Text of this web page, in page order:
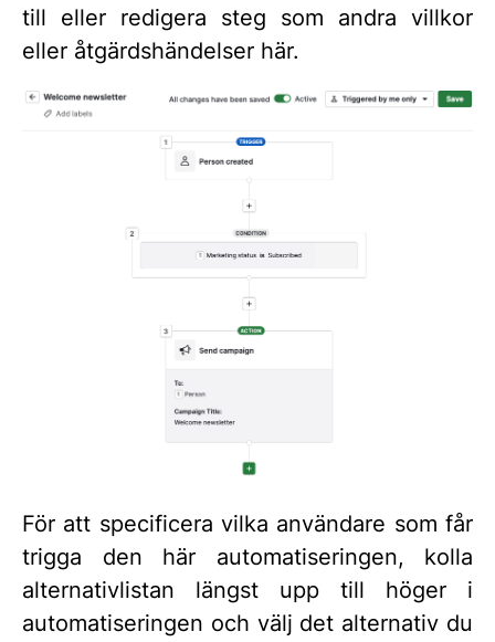
till eller redigera steg som andra villkor
eller åtgärdshändelser här.
För att specificera vilka användare som får
trigga den här automatiseringen, kolla
alternativlistan längst upp till höger i
automatiseringen och välj det alternativ du